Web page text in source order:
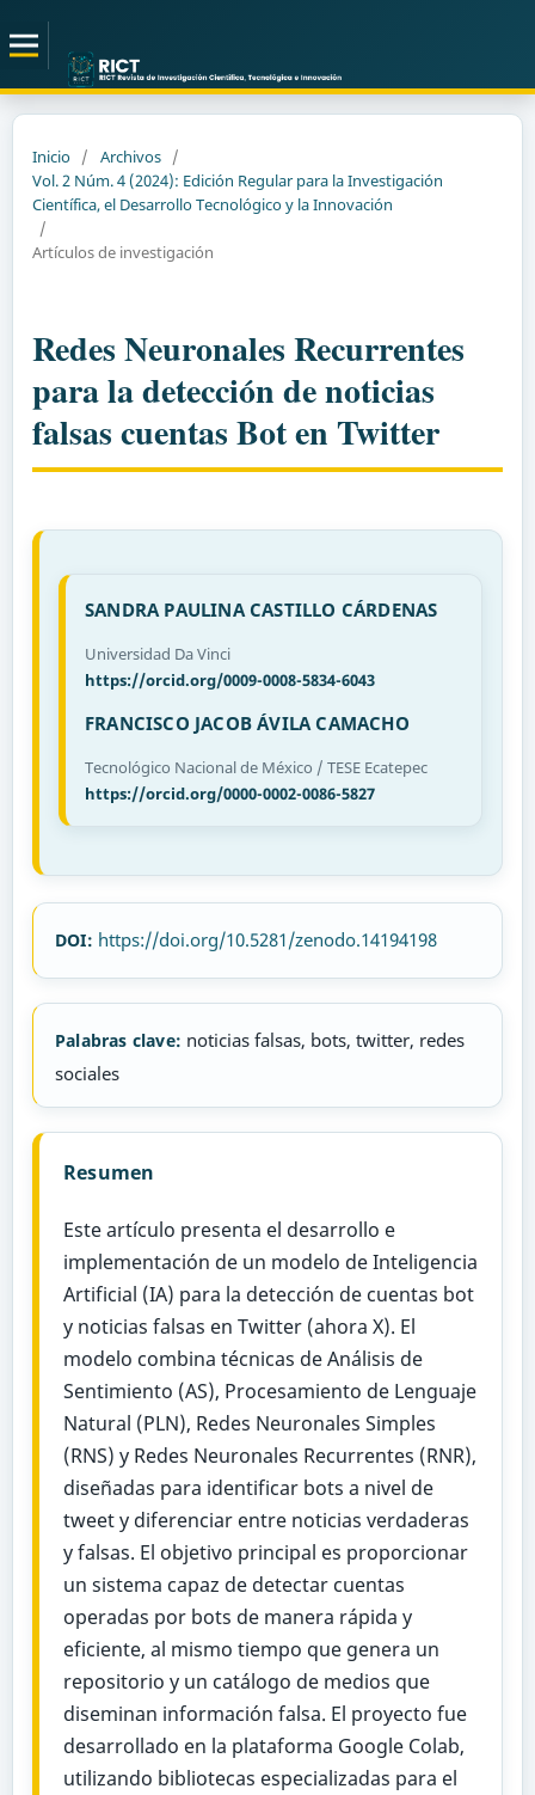
Inicio / Archivos /
Vol. 2 Núm. 4 (2024): Edición Regular para la Investigación
Científica, el Desarrollo Tecnológico y la Innovación
/
Artículos de investigación
Redes Neuronales Recurrentes
para la detección de noticias
falsas cuentas Bot en Twitter
SANDRA PAULINA CASTILLO CÁRDENAS
Universidad Da Vinci
https://orcid.org/0009-0008-5834-6043
FRANCISCO JACOB ÁVILA CAMACHO
Tecnológico Nacional de México / TESE Ecatepec
https://orcid.org/0000-0002-0086-5827
DOI: https://doi.org/10.5281/zenodo.14194198
Palabras clave: noticias falsas, bots, twitter, redes
sociales
Resumen
Este artículo presenta el desarrollo e
implementación de un modelo de Inteligencia
Artificial (IA) para la detección de cuentas bot
y noticias falsas en Twitter (ahora X). El
modelo combina técnicas de Análisis de
Sentimiento (AS), Procesamiento de Lenguaje
Natural (PLN), Redes Neuronales Simples
(RNS) y Redes Neuronales Recurrentes (RNR),
diseñadas para identificar bots a nivel de
tweet y diferenciar entre noticias verdaderas
y falsas. El objetivo principal es proporcionar
un sistema capaz de detectar cuentas
operadas por bots de manera rápida y
eficiente, al mismo tiempo que genera un
repositorio y un catálogo de medios que
diseminan información falsa. El proyecto fue
desarrollado en la plataforma Google Colab,
utilizando bibliotecas especializadas para el